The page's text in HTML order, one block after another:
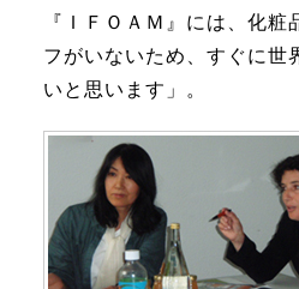
『ＩＦＯＡＭ』には、化粧
フがいないため、すぐに世
いと思います」。